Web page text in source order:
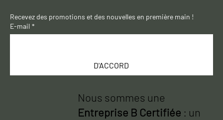
Recevez des promotions et des nouvelles en première main !
E-mail *
D'ACCORD
Nous sommes une
Entreprise B Certifiée : un